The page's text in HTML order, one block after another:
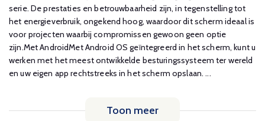
serie. De prestaties en betrouwbaarheid zijn, in tegenstelling tot
het energieverbruik, ongekend hoog, waardoor dit scherm ideaal is
voor projecten waarbij compromissen gewoon geen optie
zijn.Met AndroidMet Android OS geïntegreerd in het scherm, kunt u
werken met het meest ontwikkelde besturingssysteem ter wereld
en uw eigen app rechtstreeks in het scherm opslaan. ...
Toon meer